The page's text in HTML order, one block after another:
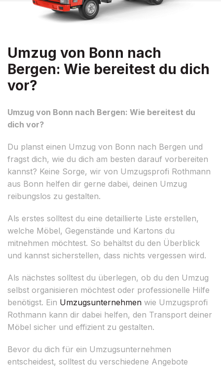
Umzug von Bonn nach
Bergen: Wie bereitest du dich
vor?
Umzug von Bonn nach Bergen: Wie bereitest du
dich vor?
Du planst einen Umzug von Bonn nach Bergen und
fragst dich, wie du dich am besten darauf vorbereiten
kannst? Keine Sorge, wir von Umzugsprofi Rothmann
aus Bonn helfen dir gerne dabei, deinen Umzug
reibungslos zu gestalten.
Als erstes solltest du eine detaillierte Liste erstellen,
welche Möbel, Gegenstände und Kartons du
mitnehmen möchtest. So behältst du den Überblick
und kannst sicherstellen, dass nichts vergessen wird.
Als nächstes solltest du überlegen, ob du den Umzug
selbst organisieren möchtest oder professionelle Hilfe
benötigst. Ein Umzugsunternehmen wie Umzugsprofi
Rothmann kann dir dabei helfen, den Transport deiner
Möbel sicher und effizient zu gestalten.
Bevor du dich für ein Umzugsunternehmen
entscheidest, solltest du verschiedene Angebote